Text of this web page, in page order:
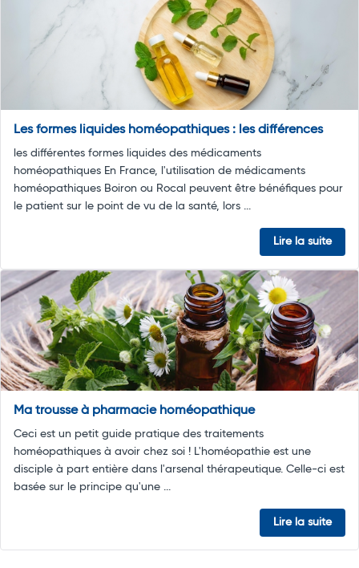
Les formes liquides homéopathiques : les différences
les différentes formes liquides des médicaments
homéopathiques En France, l'utilisation de médicaments
homéopathiques Boiron ou Rocal peuvent être bénéfiques pour
le patient sur le point de vu de la santé, lors ...
Lire la suite
Ma trousse à pharmacie homéopathique
Ceci est un petit guide pratique des traitements
homéopathiques à avoir chez soi ! L'homéopathie est une
disciple à part entière dans l'arsenal thérapeutique. Celle-ci est
basée sur le principe qu'une ...
Lire la suite